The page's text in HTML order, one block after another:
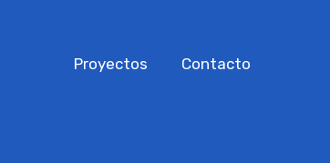
Proyectos Contacto